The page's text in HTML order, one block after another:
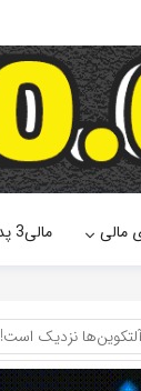
مالی مالی3 پدیا
نزدیک است!